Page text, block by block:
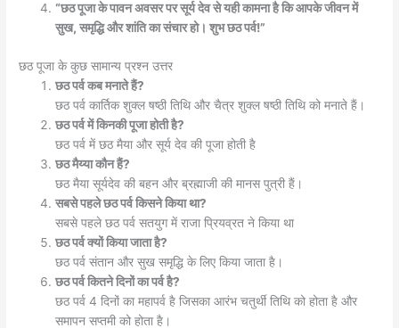
“छठ पूजा के पावन अवसर पर सूर्य देव से यही कामना है कि आपके जीवन में
सुख, समृद्धि और शांति का संचार हो। शुभ छठ पर्व!”
छठ पूजा के कुछ सामान्य प्रश्न उत्तर
छठ पर्व कब मनाते हैं?
छठ पर्व कार्तिक शुक्ल षष्ठी तिथि और चैत्र शुक्ल षष्ठी तिथि को मनाते हैं।
छठ पर्व में किनकी पूजा होती है?
छठ पर्व में छठ मैया और सूर्य देव की पूजा होती है
छठ मैय्या कौन हैं?
छठ मैया सूर्यदेव की बहन और ब्रह्माजी की मानस पुत्री हैं।
सबसे पहले छठ पर्व किसने किया था?
सबसे पहले छठ पर्व सतयुग में राजा प्रियव्रत ने किया था
छठ पर्व क्यों किया जाता है?
छठ पर्व संतान और सुख समृद्धि के लिए किया जाता है।
छठ पर्व कितने दिनों का पर्व है?
छठ पर्व 4 दिनों का महापर्व है जिसका आरंभ चतुर्थी तिथि को होता है और
समापन सप्तमी को होता है।